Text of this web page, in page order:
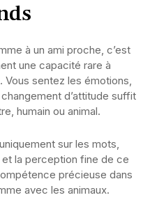
à un ami proche, c’est
une capacité rare à
sentez les émotions,
d’attitude suffit
humain ou animal.
sur les mots,
et la perception fine de ce
précieuse dans
avec les animaux.